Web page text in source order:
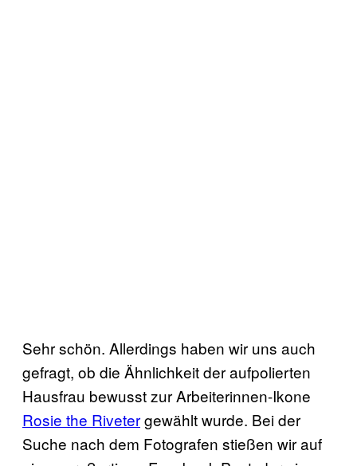
Sehr schön. Allerdings haben wir uns auch
gefragt, ob die Ähnlichkeit der aufpolierten
Hausfrau bewusst zur Arbeiterinnen-Ikone
Rosie the Rivetergewählt wurde. Bei der
Suche nach dem Fotografen stießen wir auf